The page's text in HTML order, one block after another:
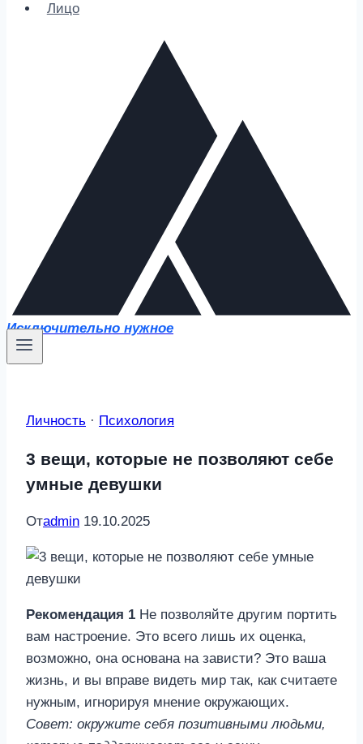
Лицо
Исключительно нужное
Личность · Психология
3 вещи, которые не позволяют себе
умные девушки
Отadmin 19.10.2025
Рекомендация 1 Не позволяйте другим портить
вам настроение. Это всего лишь их оценка,
возможно, она основана на зависти? Это ваша
жизнь, и вы вправе видеть мир так, как считаете
нужным, игнорируя мнение окружающих.
Совет: окружите себя позитивными людьми,